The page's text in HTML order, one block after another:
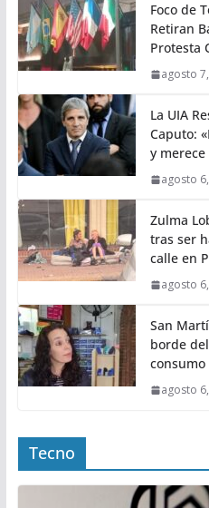
Foco de
Retiran
Protesta
agosto
La UIA
Caputo:
y
agosto
Zulma
tras ser
calle en
agosto
San
borde
consumo
agosto
Tecno